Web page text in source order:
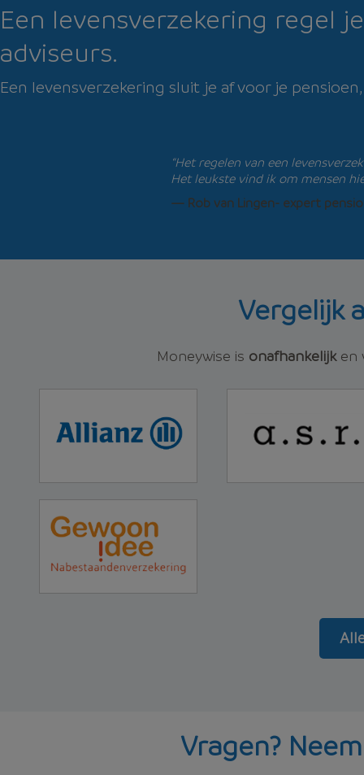
Een levensverzekering regel
adviseurs.
Een levensverzekering sluit je af voor je
“Het regelen van een
Het leukste vind ik om mensen
— Rob van Lingen- expert
Vergelijk
Moneywise is onafhankelijk en
Vragen?